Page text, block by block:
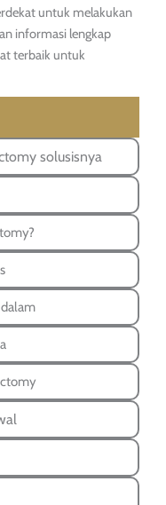
untuk melakukan
informasi lengkap
terbaik untuk
solusisnya